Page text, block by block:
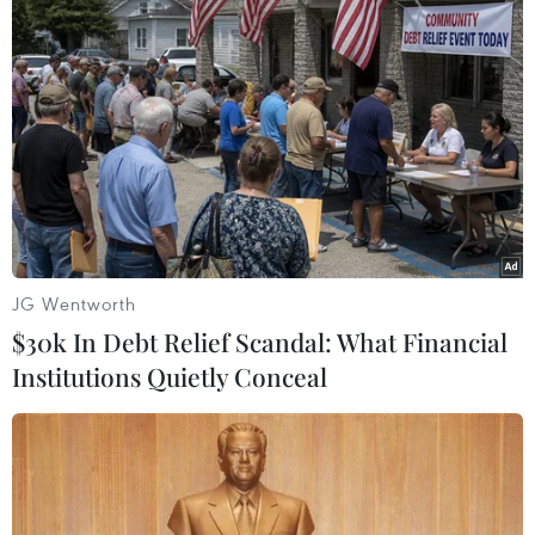
đối tượng theo đúng quy định của pháp luật./.
(TTXVN/Vietnam+)
#Thuốc lá lậu
JG Wentworth
$30k In Debt Relief Scandal: What Financial
Institutions Quietly Conceal